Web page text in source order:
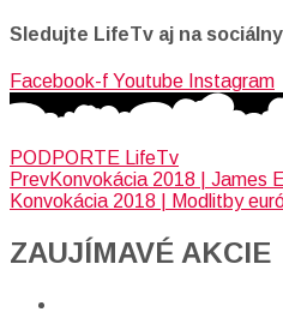
Sledujte LifeTv aj na
Facebook-f Youtube Instagram
PODPORTE LifeTv
PrevKonvokácia 2018 | James
Konvokácia 2018 | Modlitby
ZAUJÍMAVÉ AKCIE​